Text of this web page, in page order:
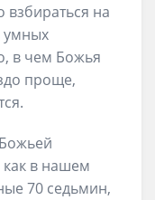
взбираться на
умных
в чем Божья
проще,
как в нашем
70 седьмин,